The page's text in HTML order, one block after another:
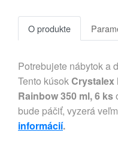
O produkte
Potrebujete nábytok a
Tento kúsokCrystalex
Rainbow 350 ml, 6 ks
bude páčiť, vyzerá
informácií.